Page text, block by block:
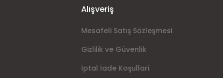
Alışveriş
Mesafeli Satış Sözleşmesi
Gizlilik ve Güvenlik
İptal İade Koşullari